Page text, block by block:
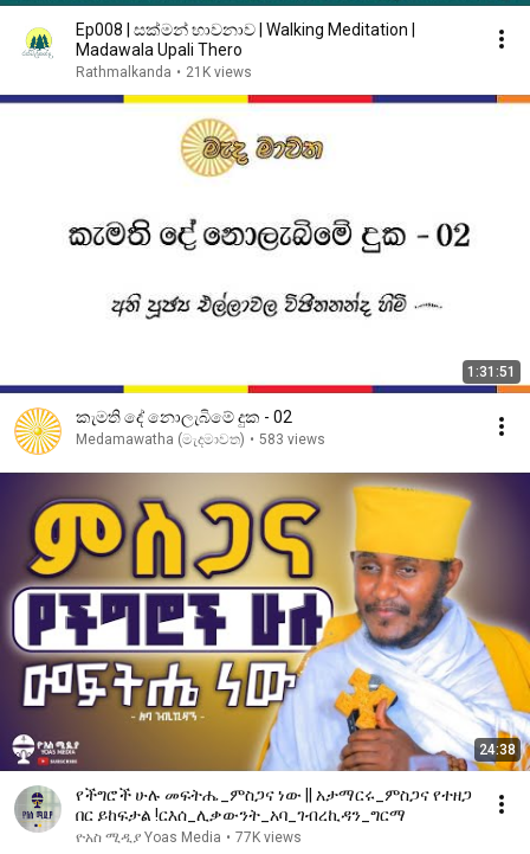
Ep008 | සක්මන් භාවනාව | Walking Meditation |
Madawala Upali Thero
Rathmalkanda • 21K views
1:31:51
කැමති දේ නොලැබිමේ දුක - 02
Medamawatha (මැදමාවත) • 583 views
24:38
የችግሮች ሁሉ መፍትሔ_ምስጋና ነው || አታማርሩ_ምስጋና የተዘጋ
በር ይከፍታል !ርእሰ_ሊቃውንት_አባ_ገብረኪዳን_ግርማ
ዮአስ ሚዲያ Yoas Media • 77K views